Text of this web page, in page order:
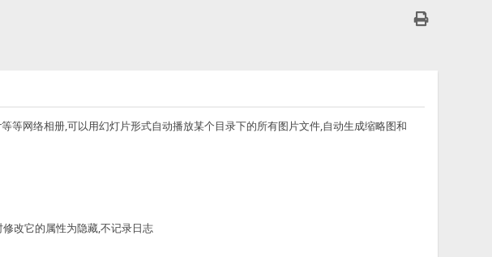
等网络相册,可以用幻灯片形式自动播放某个目录下的所有图片文件,自动生成缩略图和
改它的属性为隐藏,不记录日志